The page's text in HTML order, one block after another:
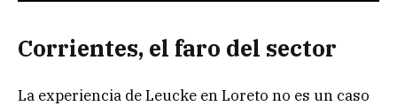
Corrientes, el faro del sector
La experiencia de Leucke en Loreto no es un caso